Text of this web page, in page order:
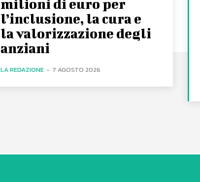
milioni di euro per
l’inclusione, la cura e
la valorizzazione degli
anziani
LA REDAZIONE - 7 AGOSTO 2026